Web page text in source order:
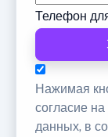
Телефон
Нажимая
согласие
данных, в